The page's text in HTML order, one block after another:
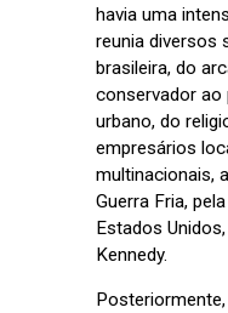
havia uma
reunia diversos
brasileira, do
conservador ao
urbano, do
empresários
multinacionais,
Guerra Fria,
Estados
Kennedy.